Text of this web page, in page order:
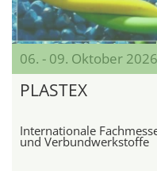
06. - 09. Oktober 2026
PLASTEX
Internationale
und Verbundwerkstoffe